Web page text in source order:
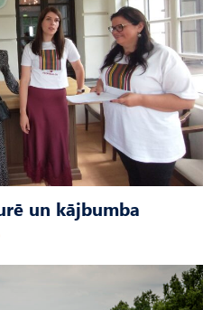
un kājbumba